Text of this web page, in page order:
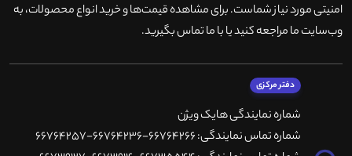
امنیتی مورد نیاز شماست. برای مشاهده قیمت‌ها و خرید انواع محصولات، به
وب‌سایت ما مراجعه کنید یا با ما تماس بگیرید.
دفتر مرکزی
شماره نمایندگی هایک ویژن
شماره تماس نمایندگی: 66764266-66764236-66764257